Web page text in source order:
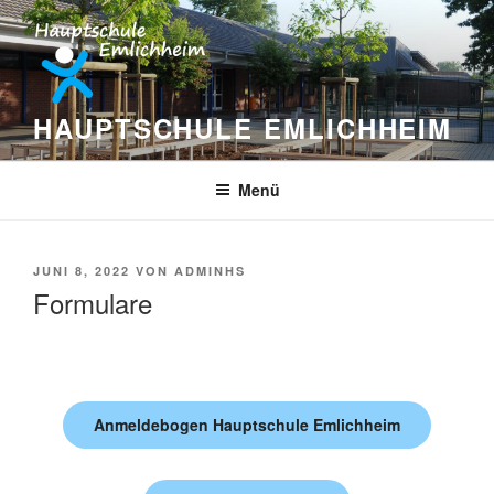
Zum
Inhalt
springen
HAUPTSCHULE EMLICHHEIM
Menü
VERÖFFENTLICHT
JUNI 8, 2022 VON ADMINHS
Formulare
Anmeldebogen Hauptschule Emlichheim